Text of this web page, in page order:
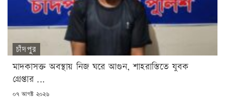
চাঁদপুর
মাদকাসক্ত অবস্থায় নিজ ঘরে আগুন, শাহরাস্তিতে যুবক
গ্রেপ্তার ...
POSTED
০৭ আগষ্ট ২০২৬